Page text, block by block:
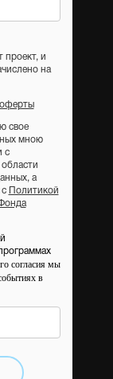
проект, и
на
свое
мною
с
а
Политикой
согласия мы
в